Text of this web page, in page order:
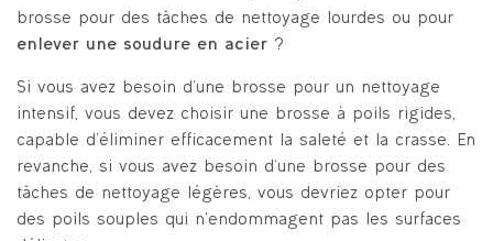
brosse pour des tâches de nettoyage lourdes ou pour
enlever une soudure en acier ?
Si vous avez besoin d’une brosse pour un nettoyage
intensif, vous devez choisir une brosse à poils rigides,
capable d’éliminer efficacement la saleté et la crasse. En
revanche, si vous avez besoin d’une brosse pour des
tâches de nettoyage légères, vous devriez opter pour
des poils souples qui n’endommagent pas les surfaces